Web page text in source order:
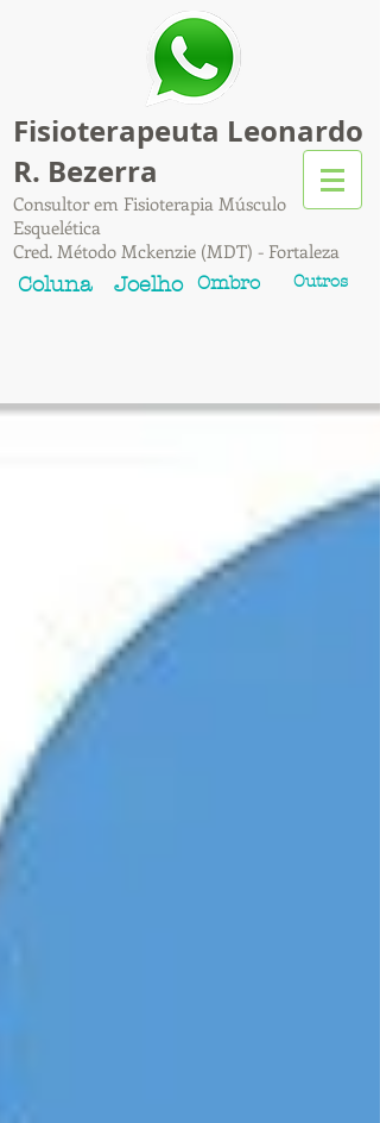
Fisioterapeuta Leonardo
R. Bezerra
Consultor em Fisioterapia Músculo
Esquelética
Cred. Método Mckenzie (MDT) - Fortaleza
Coluna Joelho Ombro Outros